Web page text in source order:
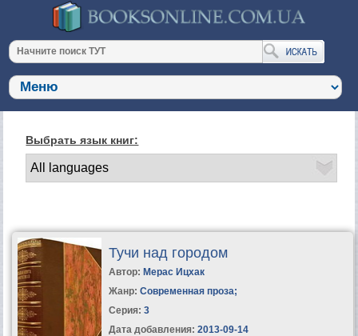
Выбрать язык книг:
Тучи над городом
Автор: Мерас Ицхак
Жанр: Современная проза;
Серия: 3
Дата добавления: 2013-09-14